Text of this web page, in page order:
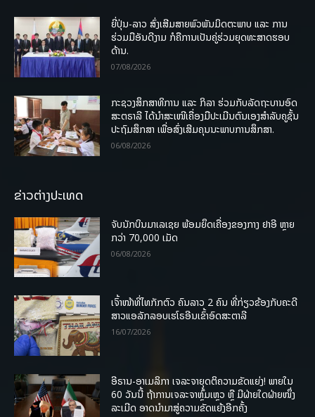
ຍີ່ປຸ່ນ-ລາວ ສົ່ງເສີມສາຍພົວພັນມິດຕະພາບ ແລະ ການ
ຮ່ວມມືອັນດີງາມ ກໍຄືການເປັນຄູ່ຮ່ວມຍຸດທະສາດຮອບ
ດ້ານ.
07/08/2026
ກະຊວງສຶກສາທິການ ແລະ ກິລາ ຮ່ວມກັບລັດຖະບານອົດ
ສະຕຣາລີ ໄດ້ນຳສະເໜີເຄື່ອງມືປະເມີນຕົນເອງສຳລັບຄູຊັ້ນ
ປະຖົມສຶກສາ ເພື່ອສົ່ງເສີມຄຸນນະພາບການສຶກສາ.
06/08/2026
ຂ່າວຕ່າງປະເທດ
ຈັບນັກບິນມາເລເຊຍ ພ້ອມຍຶດເຄື່ອງຂອງກາງ ຢາອີ ຫຼາຍ
ກວ່າ 70,000 ເມັດ
06/08/2026
ເຈົ້າໜ້າທີ່ໄທກັກຕົວ ຄົນລາວ 2 ຄົນ ທີ່ກ່ຽວຂ້ອງກັບຄະດີ
ສາວແອລັກລອບເຮໂຣອີນເຂົ້າອົດສະຕາລີ
16/07/2026
ອີຣານ-ອາເມລິກາ ເຈລະຈາຍຸດຕິຄວາມຂັດແຍ່ງ! ພາຍໃນ
60 ວັນນີ້ ຖ້າການເຈລະຈາຫຼົ້ມເຫຼວ ຫຼື ມີຝ່າຍໃດຝ່າຍໜຶ່ງ
ລະເມີດ ອາດນໍາມາສູ່ຄວາມຂັດແຍ້ງອີກຄັ້ງ